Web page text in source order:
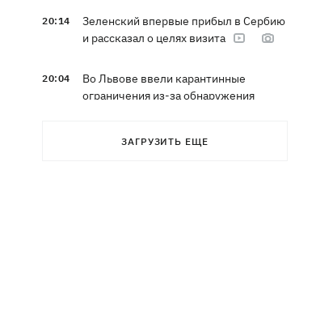
20:14
Зеленский впервые прибыл в Сербию
и рассказал о целях визита
20:04
Во Львове ввели карантинные
ограничения из-за обнаружения
ЗАГРУЗИТЬ ЕЩЕ